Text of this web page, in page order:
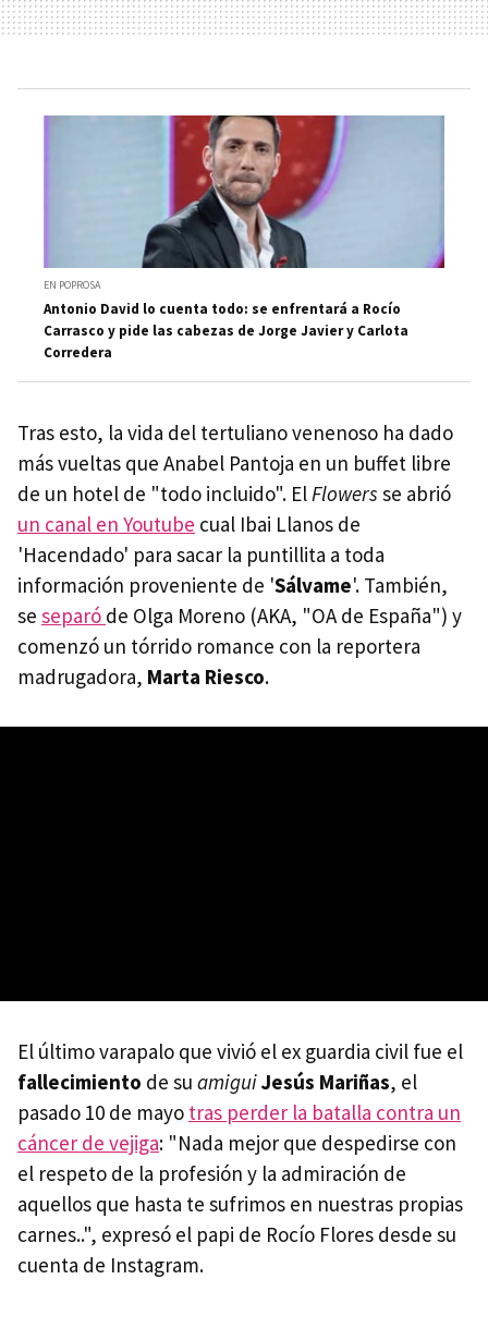
EN POPROSA
Antonio David lo cuenta todo: se enfrentará a Rocío
Carrasco y pide las cabezas de Jorge Javier y Carlota
Corredera
Tras esto, la vida del tertuliano venenoso ha dado
más vueltas que Anabel Pantoja en un buffet libre
de un hotel de "todo incluido". ElFlowers se abrió
un canal en Youtube cual Ibai Llanos de
'Hacendado' para sacar la puntillita a toda
información proveniente de 'Sálvame'. También,
se separó de Olga Moreno (AKA, "OA de España") y
comenzó un tórrido romance con la reportera
madrugadora, Marta Riesco.
El último varapalo que vivió el ex guardia civil fue el
fallecimiento de su amiguiJesús Mariñas, el
pasado 10 de mayo tras perder la batalla contra un
cáncer de vejiga: "Nada mejor que despedirse con
el respeto de la profesión y la admiración de
aquellos que hasta te sufrimos en nuestras propias
carnes..", expresó el papi de Rocío Flores desde su
cuenta de Instagram.